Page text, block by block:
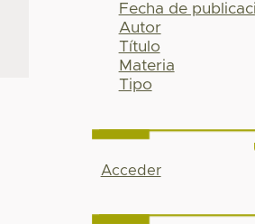
Fecha de
Autor
Título
Materia
Tipo
Acceder